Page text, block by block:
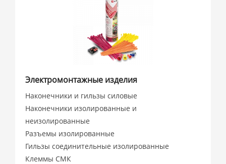
Электромонтажные изделия
Наконечники и гильзы силовые
Наконечники изолированные и
неизолированные
Разъемы изолированные
Гильзы соединительные изолированные
Клеммы СМК